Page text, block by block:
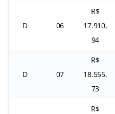
D 06
R$
17.910,
94
D 07
R$
18.555,
73
R$